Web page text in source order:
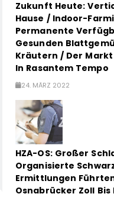
Zukunft Heute:
Hause / Indoor-
Permanente
Gesunden
Kräutern / Der
In Rasantem Tempo
24. MÄRZ 2022
HZA-OS: Großer
Organisierte
Ermittlungen
Osnabrücker Zoll Bis